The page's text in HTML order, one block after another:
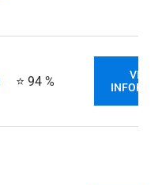
⭐ 94 %
VIAC